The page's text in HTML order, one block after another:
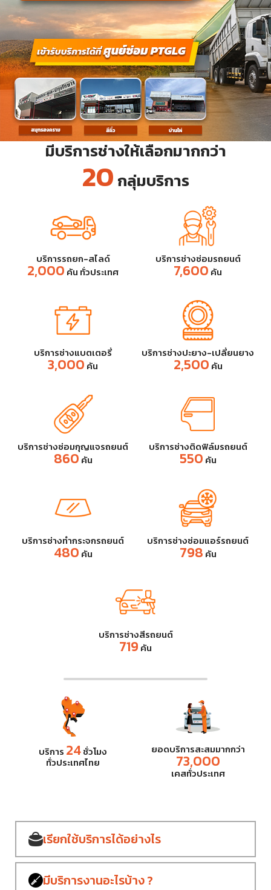
มีบริการช่างให้เลือกมากกว่า
20 กลุ่มบริการ
บริการรถยก-สไลด์
2,000 คัน ทั่วประเทศ
บริการช่างซ่อมรถยนต์
7,600 คัน
บริการช่างแบตเตอรี่
3,000 คัน
บริการช่างปะยาง-เปลี่ยนยาง
2,500 คัน
บริการช่างซ่อมกุญแจรถยนต์
860คัน
บริการช่างติดฟิล์มรถยนต์
550 คัน
บริการช่างทำกระจกรถยนต์
480 คัน
บริการช่างซ่อมแอร์รถยนต์
798 คัน
บริการช่างสีรถยนต์
719 คัน
บริการ 24ชั่วโมง
ทั่วประเทศไทย
ยอดบริการสะสมมากกว่า
73,000
เคสทั่วประเทศ
เรียกใช้บริการได้อย่างไร
มีบริการงานอะไรบ้าง ?